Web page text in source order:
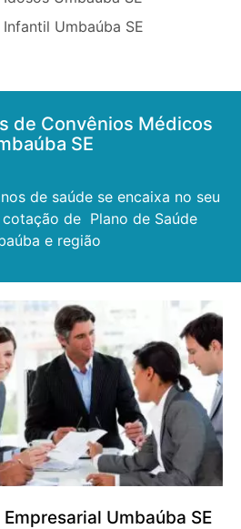
Umbaúba SE
de Convênios Médicos
SE
de saúde se encaixa no seu
de Plano de Saúde
e região
Umbaúba SE